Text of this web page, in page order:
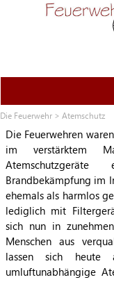
Direkt zum Seiteninhalt
Die Feuerwehr > Atemschutz
Die Feuerwehren
im verstärktem
Brandbekämpfung im
ehemals als harmlos
lediglich mit
sich nun in
Menschen aus
lassen sich heute
umluftunabhängige